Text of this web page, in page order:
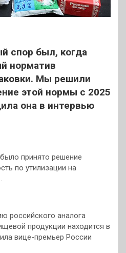
спор был, когда
норматив
Мы решили
этой нормы с 2025
она в интервью
принято решение
по утилизации на
российского аналога
продукции находится в
вице-премьер России